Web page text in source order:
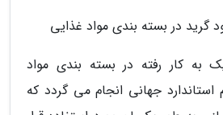
گرید در بسته بندی مواد غذایی
به کار رفته در بسته بندی مواد
جهانی انجام می گردد که